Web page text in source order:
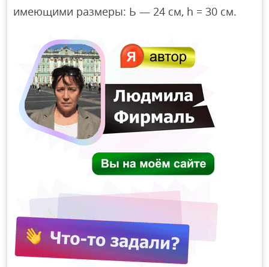
имеющими размеры: Ь — 24 см, h = 30 см.